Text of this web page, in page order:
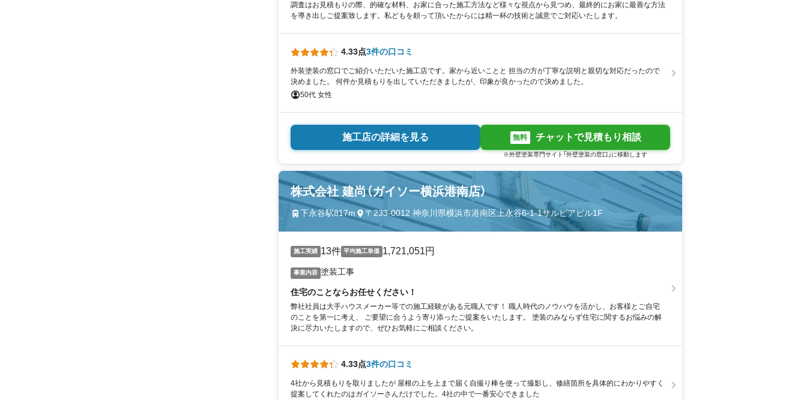
調査はお見積もりの際、的確な材料、お家に合った施工方法など様々な視点から見つめ、最終的にお家に最善な方法
を導き出しご提案致します。私どもを頼って頂いたからには精一杯の技術と誠意でご対応いたします。
4.33点3件の口コミ
外装塗装の窓口でご紹介いただいた施工店です。家から近いことと 担当の方が丁寧な説明と親切な対応だったので
決めました。 何件か見積もりを出していただきましたが、印象が良かったので決めました。
50代 女性
施工店の詳細を見る 無料 チャットで見積もり相談
※外壁塗装専門サイト「外壁塗装の窓口」に移動します
株式会社 建尚（ガイソー横浜港南店）
下永谷駅817m 〒233-0012 神奈川県横浜市港南区上永谷6-1-1サルビアビル1F
施工実績 13件 平均施工単価 1,721,051円
事業内容 塗装工事
住宅のことならお任せください！
弊社社員は大手ハウスメーカー等での施工経験がある元職人です！ 職人時代のノウハウを活かし、お客様とご自宅
のことを第一に考え、 ご要望に合うよう寄り添ったご提案をいたします。 塗装のみならず住宅に関するお悩みの解
決に尽力いたしますので、ぜひお気軽にご相談ください。
4.33点3件の口コミ
4社から見積もりを取りましたが 屋根の上を上まで届く自撮り棒を使って撮影し、修繕箇所を具体的にわかりやすく
提案してくれたのはガイソーさんだけでした。4社の中で一番安心できました